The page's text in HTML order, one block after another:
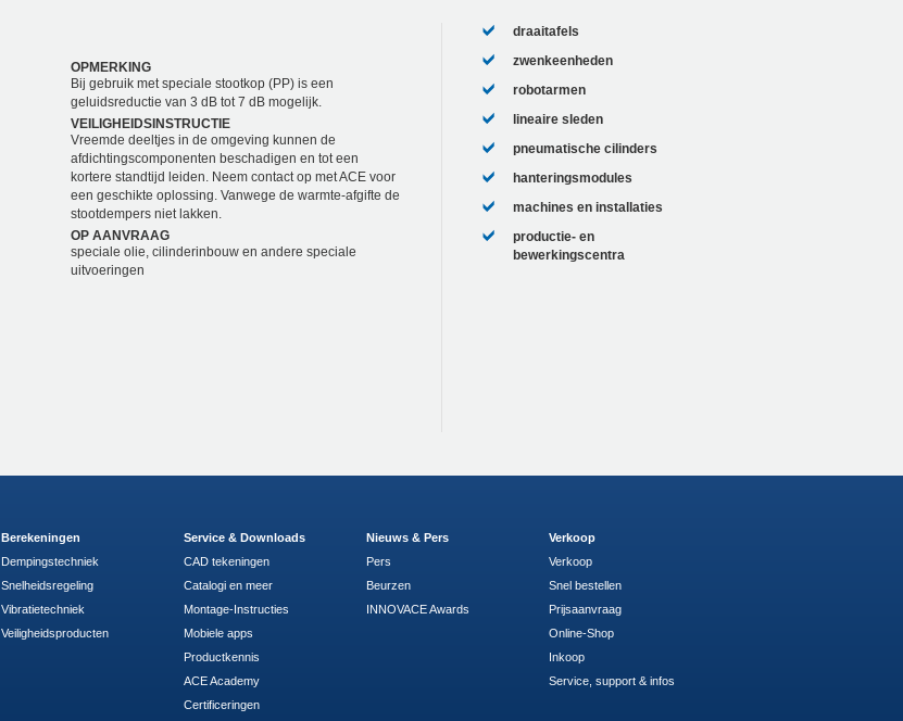
OPMERKING
Bij gebruik met speciale stootkop (PP) is een
geluidsreductie van 3 dB tot 7 dB mogelijk.
VEILIGHEIDSINSTRUCTIE
Vreemde deeltjes in de omgeving kunnen de
afdichtingscomponenten beschadigen en tot een
kortere standtijd leiden. Neem contact op met ACE voor
een geschikte oplossing. Vanwege de warmte-afgifte de
stootdempers niet lakken.
OP AANVRAAG
speciale olie, cilinderinbouw en andere speciale
uitvoeringen
draaitafels
zwenkeenheden
robotarmen
lineaire sleden
pneumatische cilinders
hanteringsmodules
machines en installaties
productie- en
bewerkingscentra
Berekeningen
Dempingstechniek
Snelheidsregeling
Vibratietechniek
Veiligheidsproducten
Service & Downloads
CAD tekeningen
Catalogi en meer
Montage-Instructies
Mobiele apps
Productkennis
ACE Academy
Certificeringen
Nieuws & Pers
Pers
Beurzen
INNOVACE Awards
Verkoop
Verkoop
Snel bestellen
Prijsaanvraag
Online-Shop
Inkoop
Service, support & infos